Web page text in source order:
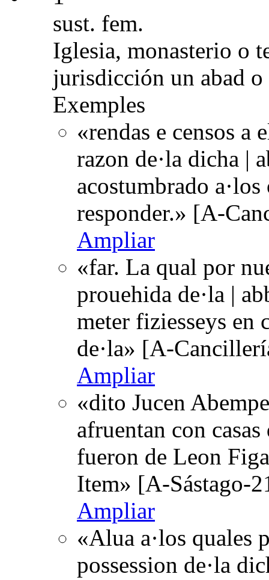
sust. fem.
Iglesia, monasterio o
jurisdicción un abad o
Exemples
«rendas e censos a
razon de·la dicha |
acostumbrado a·los
responder.» [A-
Ampliar
«far. La qual por
prouehida de·la |
meter fiziesseys en
de·la» [A-
Ampliar
«dito Jucen
afruentan con casas
fueron de Leon
Item» [A-Sástago-
Ampliar
«Alua a·los quales
possession de·la